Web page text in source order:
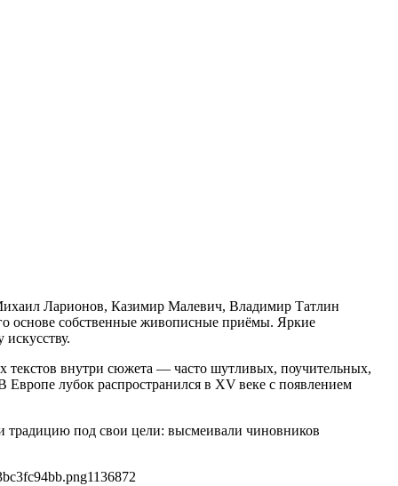
Ларионов, Казимир Малевич, Владимир Татлин
основе собственные живописные приёмы. Яркие
текстов внутри сюжета — часто шутливых, поучительных,
лубок распространился в XV веке с появлением
традицию под свои цели: высмеивали чиновников
1136872